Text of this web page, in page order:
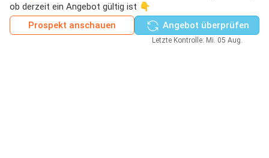
ob derzeit ein Angebot gültig ist 👇
Prospekt anschauen
Angebot überprüfen
Letzte Kontrolle: Mi. 05 Aug.